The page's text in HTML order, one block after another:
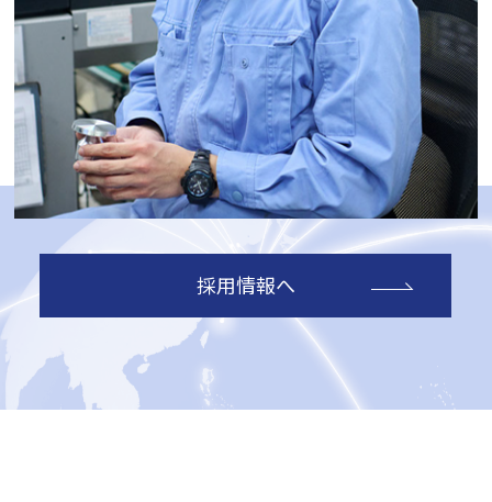
採用情報へ